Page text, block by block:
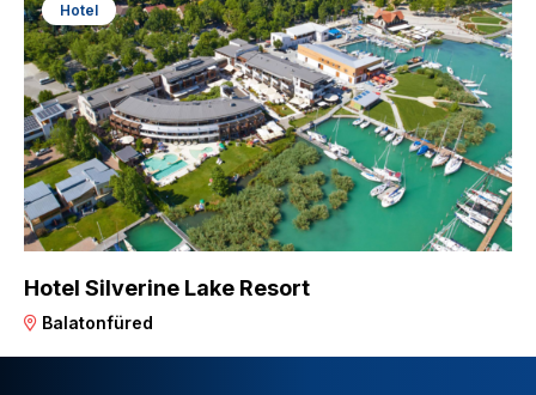
Hotel
Hotel Silverine Lake Resort
Balatonfüred